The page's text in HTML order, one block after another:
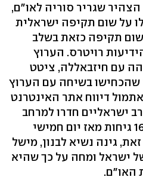
שגריר סוריה לאו"ם,
על שום תקיפה ישראלית
תקיפה כזאת בשלב
רויטרס. הערוץ
עם חיזבאללה, ציטט
שהכחישו בשיחה עם הערוץ
דיווח אתר האינטרנט
ישראליים חדרו למרחב
האווירי של לבנון וביצעו 16 גיחות מאז יום חמישי
גינה נשיא לבנון, מישל
ישראל ומחה על כך שהיא
האו"ם.